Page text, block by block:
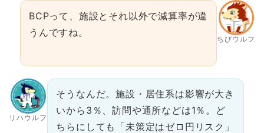
ちびウルフ
BCPって、施設とそれ以外で減算率が違
うんですね。
リハウルフ
そうなんだ。施設・居住系は影響が大き
いから3％、訪問や通所などは1％。ど
ちらにしても「未策定はゼロ円リスク」